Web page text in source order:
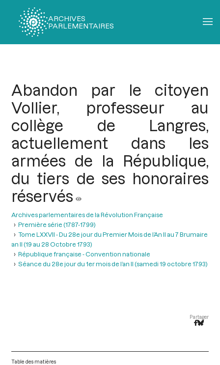
ARCHIVES
PARLEMENTAIRES
Abandon par le citoyen
Vollier, professeur au
collège de Langres,
actuellement dans les
armées de la République,
du tiers de ses honoraires
réservés
Archives parlementaires de la Révolution Française
Première série (1787-1799)
Tome LXXVII - Du 28e jour du Premier Mois de l’An II au 7 Brumaire
an II (19 au 28 Octobre 1793)
République française - Convention nationale
Séance du 28e jour du 1er mois de l’an II (samedi 19 octobre 1793)
Partager
Table des matières